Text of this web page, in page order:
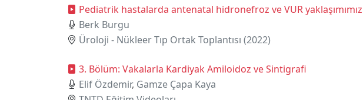
Pediatrik hastalarda antenatal hidronefroz ve VUR
Berk Burgu
Üroloji - Nükleer Tıp Ortak Toplantısı (2022)
3. Bölüm: Vakalarla Kardiyak Amiloidoz ve Sintigrafi
Elif Özdemir, Gamze Çapa Kaya